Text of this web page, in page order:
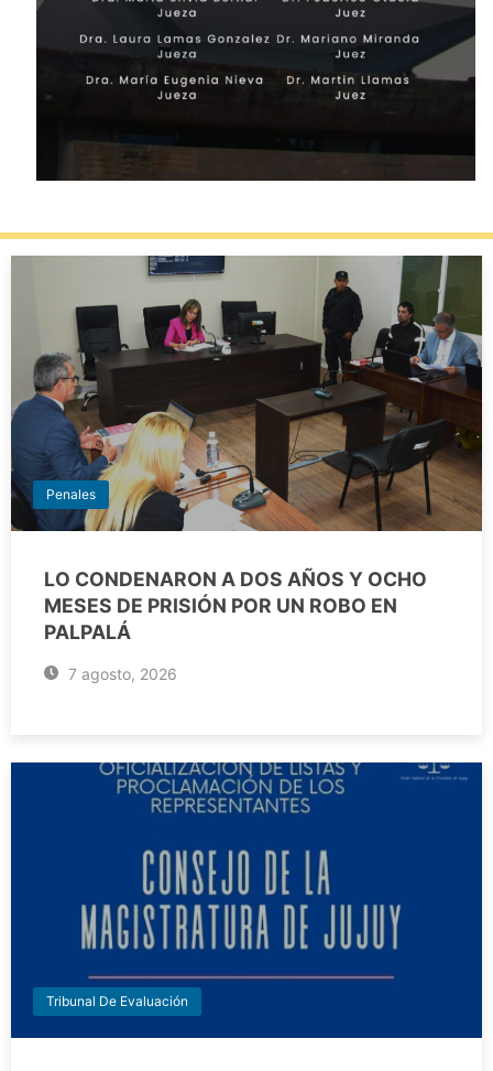
Penales
LO CONDENARON A DOS AÑOS Y OCHO
MESES DE PRISIÓN POR UN ROBO EN
PALPALÁ
7 agosto, 2026
Tribunal De Evaluación